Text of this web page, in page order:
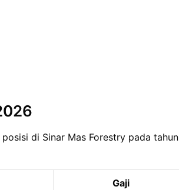
di Sinar Mas Forestry pada tahun
Gaji